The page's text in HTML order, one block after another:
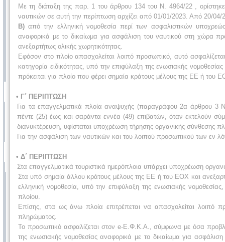
Με τη διάταξη της παρ. 1 του άρθρου 134 του Ν. 4964/22 ,
ναυτικών σε αυτή την περίπτωση αρχίζει από 01/01/2023. Από 20/04/
Β)από την ελληνική νομοθεσία περί των ασφαλιστικών
αναφορικά με το δικαίωμα για ασφάλιση του ναυτικού στη χώρα
ανεξαρτήτως ολικής χωρητικότητας.
Εφόσον στο πλοίο απασχολείται λοιπό προσωπικό, αυτό
κατηγορία ειδικότητας, υπό την επιφύλαξη της ενωσιακής
πρόκειται για πλοίο που φέρει σημαία κράτους μέλους της ΕΕ ή του
• Γ΄ ΠΕΡΙΠΤΩΣΗ
Για τα επαγγελματικά πλοία αναψυχής (παραγράφου 2α άρθρου 3
πέντε (25) έως και σαράντα εννέα (49) επιβατών, όταν εκτελούν
διανυκτέρευση, υφίσταται υποχρέωση τήρησης οργανικής σύνθεσης
Για την ασφάλιση των ναυτικών και του λοιπού προσωπικού των εν
• Δ΄ ΠΕΡΙΠΤΩΣΗ
Στα επαγγελματικά τουριστικά ημερόπλοια υπάρχει υποχρέωση
Στα υπό σημαία άλλου κράτους μέλους της ΕΕ ή του ΕΟΧ και
ελληνική νομοθεσία, υπό την επιφύλαξη της ενωσιακής
πλοίου.
Επίσης, στα ως άνω πλοία επιτρέπεται να απασχολείται λοιπό
πληρώματος.
Το προσωπικό ασφαλίζεται στον e-Ε.Φ.Κ.Α., σύμφωνα με όσα
της ενωσιακής νομοθεσίας αναφορικά με το δικαίωμα για